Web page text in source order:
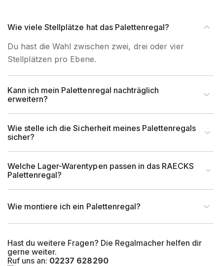
Hast du weitere Fragen? Die Regalmacher helfen dir
gerne weiter.
Ruf uns an: 02237 628290
Wie viele Stellplätze hat das Palettenregal?
Du hast die Wahl zwischen zwei, drei oder vier
Stellplätzen pro Ebene.
Kann ich mein Palettenregal nachträglich
erweitern?
Wie stelle ich die Sicherheit meines Palettenregals
sicher?
Welche Lager-Warentypen passen in das RAECKS
Palettenregal?
Wie montiere ich ein Palettenregal?